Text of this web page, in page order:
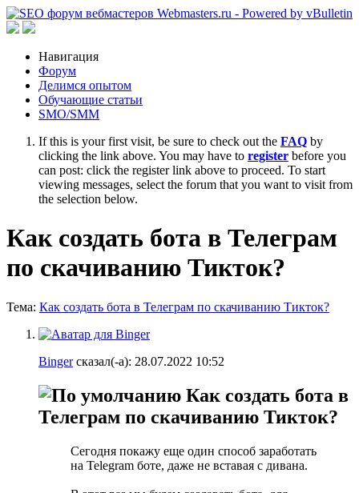
Навигация
Форум
Делимся опытом
Обучающие статьи
SMO/SMM
If this is your first visit, be sure to check out the FAQ by
clicking the link above. You may have to register before you
can post: click the register link above to proceed. To start
viewing messages, select the forum that you want to visit from
the selection below.
Как создать бота в Телеграм
по скачиванию Тикток?
Тема: Как создать бота в Телеграм по скачиванию Тикток?
Bingerсказал(-а): 28.07.2022 10:52
Как создать бота в
Телеграм по скачиванию Тикток?
Сегодня покажу еще один способ заработать
на Telegram боте, даже не вставая с дивана.